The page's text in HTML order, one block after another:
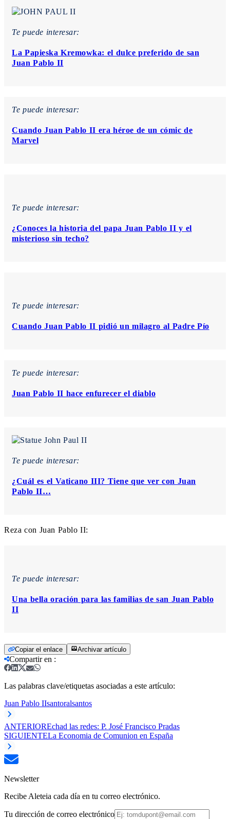
Te puede interesar:
La Papieska Kremowka: el dulce preferido de san
Juan Pablo II
Te puede interesar:
​Cuando Juan Pablo II era héroe de un cómic de
Marvel
Te puede interesar:
¿Conoces la historia del papa Juan Pablo II y el
misterioso sin techo?
Te puede interesar:
Cuando Juan Pablo II pidió un milagro al Padre Pío
Te puede interesar:
Juan Pablo II hace enfurecer el diablo
Te puede interesar:
¿Cuál es el Vaticano III? Tiene que ver con Juan
Pablo II…
Reza con Juan Pablo II:
Te puede interesar:
Una bella oración para las familias de san Juan Pablo
II
Copiar el enlace Archivar artículo
Compartir en :
Las palabras clave/etiquetas asociadas a este artículo:
Juan Pablo IIsantoralsantos
ANTERIOREchad las redes: P. José Francisco Pradas
SIGUIENTELa Economia de Comunion en España
Newsletter
Recibe Aleteia cada día en tu correo electrónico.
Tu dirección de correo electrónico